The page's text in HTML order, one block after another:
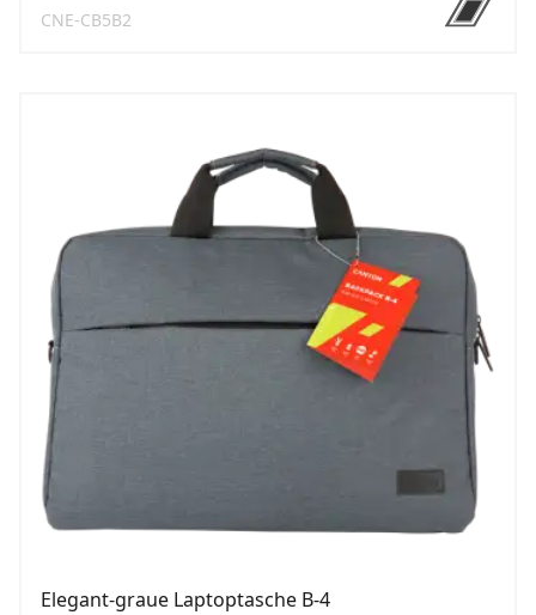
CNE-CB5B2
Elegant-graue Laptoptasche B-4